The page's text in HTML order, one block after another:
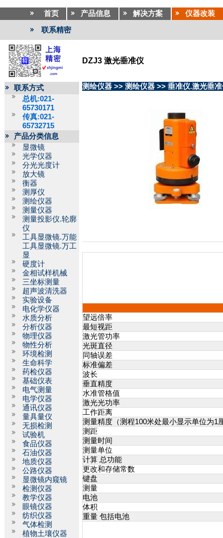
首页 产品信息 解决方案 仪器改装
联系精密
DZJ3 激光垂准仪
联系方式
总机:021-
65730171
传真:021-
65732715
产品分类信息
显微镜
光学仪器
分光光度计
放大镜
衡器
测厚仪
测绘仪器
测量仪器
测量投影仪.轮廓
仪
工具显微镜.万能
工具显微镜.万工
显
硬度计
金相试样机械
三坐标测量
超声波清洗器
实验设备
电化学仪器
水质分析
分析仪器
物理仪器
物性分析
环境检测
生命科学
药检仪器
基础仪表
电气测量
电学仪器
通讯仪器
量具量仪
无损检测
试验机
食品仪器
石油仪器
地质仪器
公路仪器
显微镜内窥镜
检测仪器
教学仪器
眼镜仪器
纺织仪器
气体检测
植物土壤仪器
测绘仪器 >> 测绘仪器 >> 垂准仪.激光垂
望远倍率
最短视距
激光管功率
光斑直径
同轴误差
标准偏差
波长
垂直精度
水准管格值
激光光功率
工作距离
测量精度（测程100米处最小显示单位为1
测距
测量时间
测量单位
计算 总功能
更改和存储常数
键盘
测量
电池
体积
重量 包括电池